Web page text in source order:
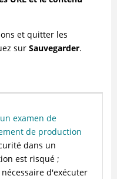
et quitter les
sur Sauvegarder.
examen de
de production
dans un
est risqué ;
d'exécuter